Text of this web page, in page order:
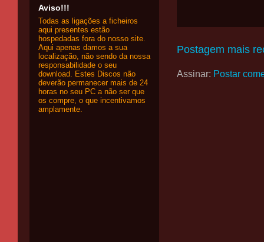
Postagem mais
Assinar: Postar
Aviso!!!
Todas as ligações a ficheiros
aqui presentes estão
hospedadas fora do nosso site.
Aqui apenas damos a sua
localização, não sendo da nossa
responsabilidade o seu
download. Estes Discos não
deverão permanecer mais de 24
horas no seu PC a não ser que
os compre, o que incentivamos
amplamente.